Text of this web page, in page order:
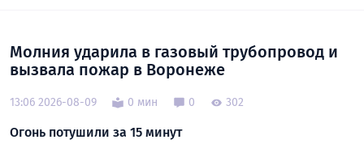
Молния ударила в газовый трубопровод и
вызвала пожар в Воронеже
13:06 2026-08-09 0 мин 0 302
Огонь потушили за 15 минут